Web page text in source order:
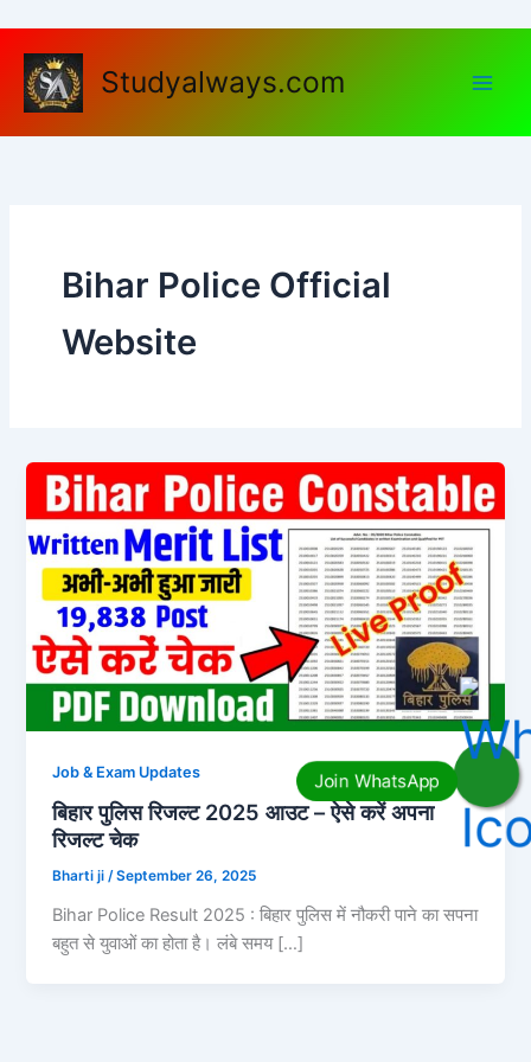
content
Studyalways.com
Bihar Police Official
Website
Job & Exam Updates
बिहार पुलिस रिजल्ट 2025 आउट – ऐसे करें अपना
रिजल्ट चेक
Bharti ji/September 26, 2025
Bihar Police Result 2025 : बिहार पुलिस में नौकरी पाने का सपना
बहुत से युवाओं का होता है। लंबे समय […]